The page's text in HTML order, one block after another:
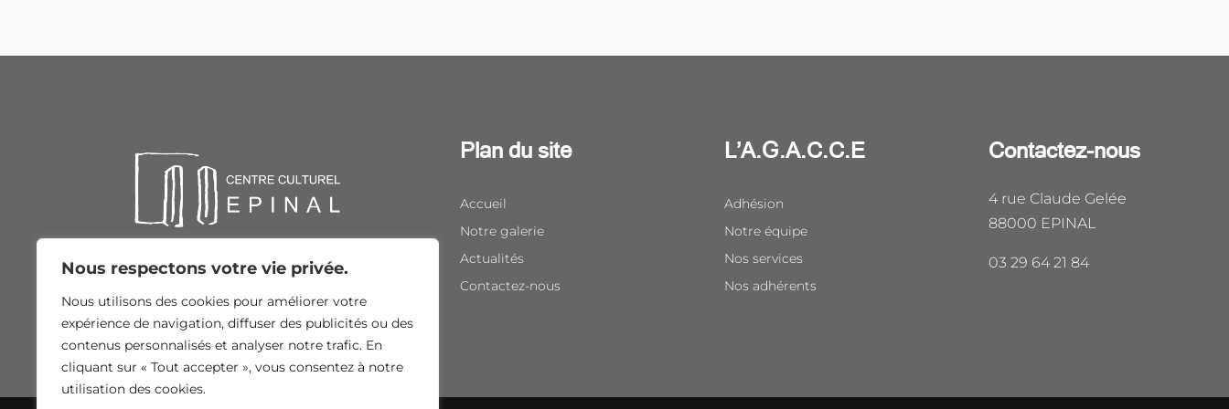
Nous respectons votre vie privée.
Nous utilisons des cookies pour améliorer votre
expérience de navigation, diffuser des publicités ou des
contenus personnalisés et analyser notre trafic. En
cliquant sur « Tout accepter », vous consentez à notre
utilisation des cookies.
Plan du site
Accueil
Notre galerie
Actualités
Contactez-nous
L’A.G.A.C.C.E
Adhésion
Notre équipe
Nos services
Nos adhérents
Contactez-nous
4 rue Claude Gelée
88000 EPINAL
03 29 64 21 84